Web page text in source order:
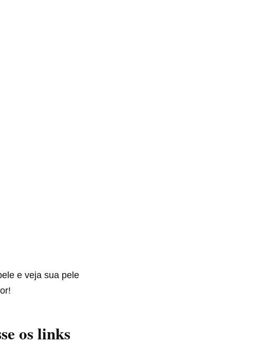
e veja sua pele
os links